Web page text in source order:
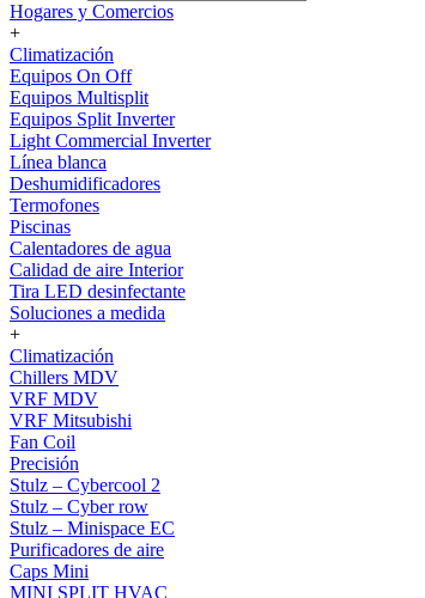
Hogares y Comercios
+
Climatización
Equipos On Off
Equipos Multisplit
Equipos Split Inverter
Light Commercial Inverter
Línea blanca
Deshumidificadores
Termofones
Piscinas
Calentadores de agua
Calidad de aire Interior
Tira LED desinfectante
Soluciones a medida
+
Climatización
Chillers MDV
VRF MDV
VRF Mitsubishi
Fan Coil
Precisión
Stulz – Cybercool 2
Stulz – Cyber row
Stulz – Minispace EC
Purificadores de aire
Caps Mini
MINI SPLIT HVAC